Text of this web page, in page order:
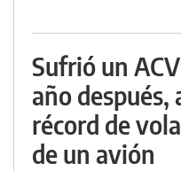
Sufrió un
año después,
récord de
de un avión